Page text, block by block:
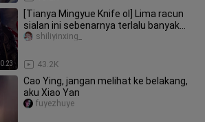
0:23
[Tianya Mingyue Knife ol] Lima racun
sialan ini sebenarnya terlalu banyak...
43.2K
shiliyinxing_
Cao Ying, jangan melihat ke belakang,
aku Xiao Yan
fuyezhuye